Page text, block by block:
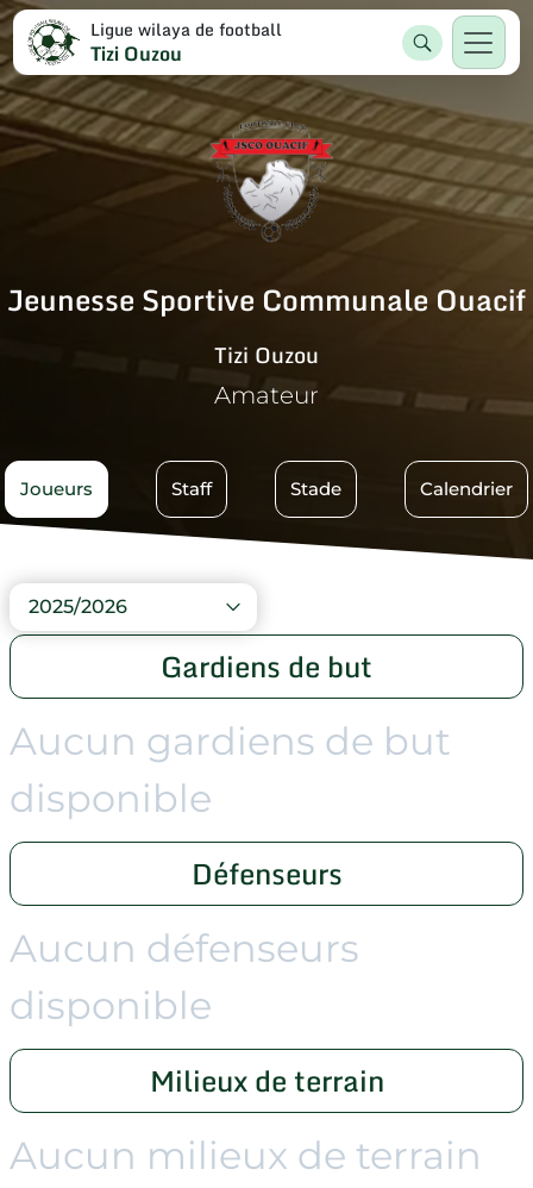
Ligue wilaya de football
Tizi Ouzou
Jeunesse Sportive Communale Ouacif
Tizi Ouzou
Amateur
Joueurs Staff Stade Calendrier
2025/2026
Gardiens de but
Aucun gardiens de but
disponible
Défenseurs
Aucun défenseurs
disponible
Milieux de terrain
Aucun milieux de terrain